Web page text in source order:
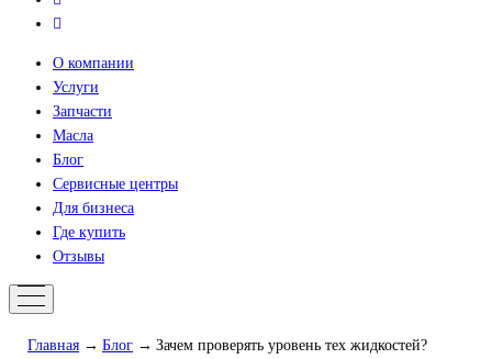
О компании
Услуги
Запчасти
Масла
Блог
Сервисные центры
Для бизнеса
Где купить
Отзывы
Главная Блог Зачем проверять уровень тех жидкостей?